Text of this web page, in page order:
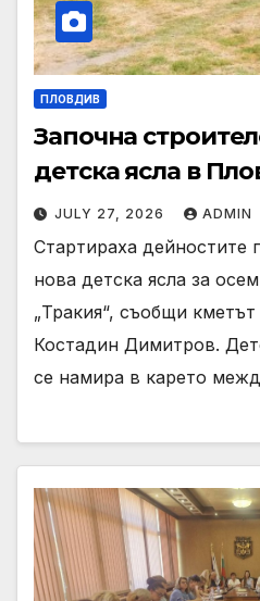
ПЛОВДИВ
Започна
детска ясла в
JULY 27, 2026 ADMIN
Стартираха дейностите
нова детска ясла за
„Тракия“, съобщи
Костадин Димитров.
се намира в карето